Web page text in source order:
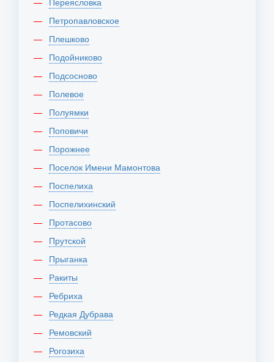
Петропавловское
Плешково
Подойниково
Подсосново
Полевое
Полуямки
Поповичи
Порожнее
Поселок Имени Мамонтова
Поспелиха
Поспелихинский
Протасово
Прутской
Прыганка
Ракиты
Ребриха
Редкая Дубрава
Ремовский
Рогозиха